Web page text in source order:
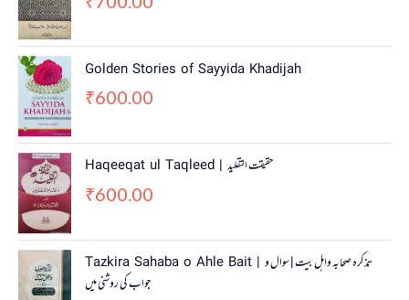
Golden Stories of Sayyida Khadijah
₹600.00
Haqeeqat ul Taqleed | حقیقت التقلید
₹600.00
Tazkira Sahaba o Ahle Bait | تذکرہ صحابہ واہل بیت | سوال و
جواب کی روشنی میں